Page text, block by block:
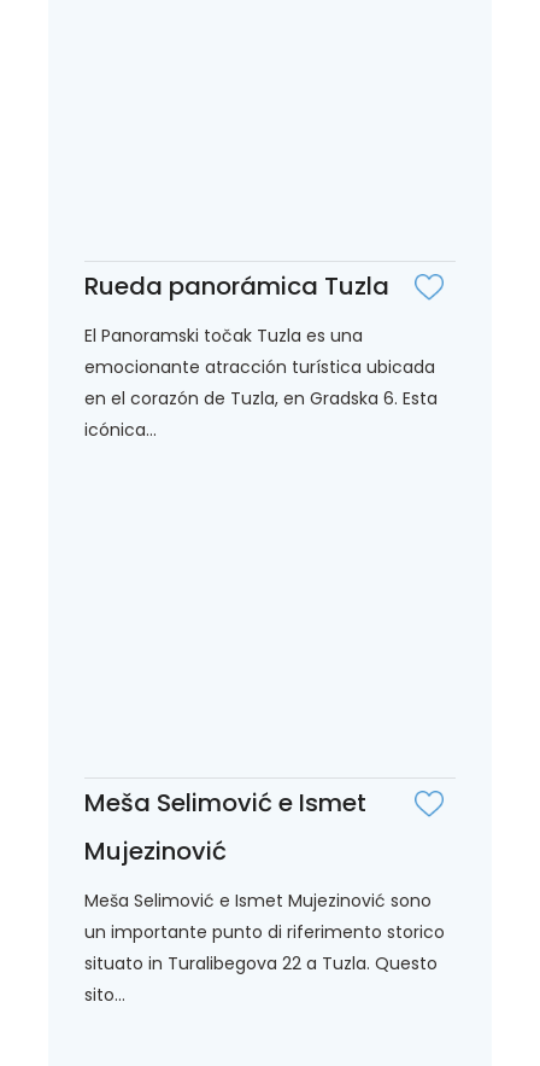
Rueda panorámica Tuzla
El Panoramski točak Tuzla es una
emocionante atracción turística ubicada
en el corazón de Tuzla, en Gradska 6. Esta
icónica...
Meša Selimović e Ismet
Mujezinović
Meša Selimović e Ismet Mujezinović sono
un importante punto di riferimento storico
situato in Turalibegova 22 a Tuzla. Questo
sito...